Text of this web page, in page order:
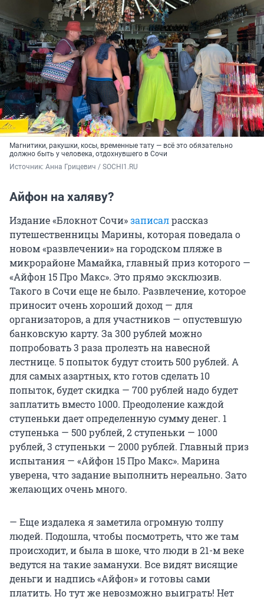
Магнитики, ракушки, косы, временные тату — всё это обязательно
должно быть у человека, отдохнувшего в Сочи
Источник: Анна Грицевич / SOCHI1.RU
Айфон на халяву?
Издание «Блокнот Сочи»записалрассказ
путешественницы Марины, которая поведала о
новом «развлечении» на городском пляже в
микрорайоне Мамайка, главный приз которого —
«Айфон 15 Про Макс». Это прямо эксклюзив.
Такого в Сочи еще не было. Развлечение, которое
приносит очень хороший доход — для
организаторов, а для участников — опустевшую
банковскую карту. За 300 рублей можно
попробовать 3 раза пролезть на навесной
лестнице. 5 попыток будут стоить 500 рублей. А
для самых азартных, кто готов сделать 10
попыток, будет скидка — 700 рублей надо будет
заплатить вместо 1000. Преодоление каждой
ступеньки дает определенную сумму денег. 1
ступенька — 500 рублей, 2 ступеньки — 1000
рублей, 3 ступеньки — 2000 рублей. Главный приз
испытания — «Айфон 15 Про Макс». Марина
уверена, что задание выполнить нереально. Зато
желающих очень много.
— Еще издалека я заметила огромную толпу
людей. Подошла, чтобы посмотреть, что же там
происходит, и была в шоке, что люди в 21-м веке
ведутся на такие заманухи. Все видят висящие
деньги и надпись «Айфон» и готовы сами
платить. Но тут же невозможно выиграть! Нет